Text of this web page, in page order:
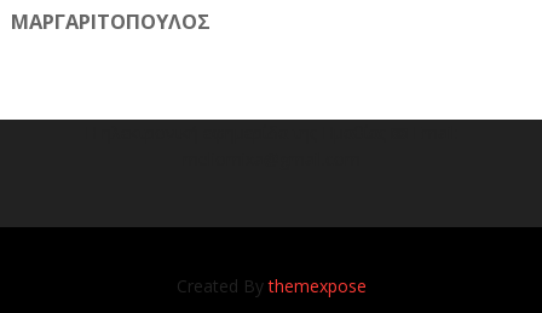
ΜΑΡΓΑΡΙΤΟΠΟΥΛΟΣ
Created Bythemexpose